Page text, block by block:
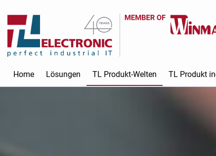
Home Lösungen TL Produkt-Welten TL Produkt